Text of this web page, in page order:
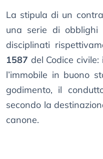
La stipula di un
una serie di obblighi
disciplinati
1587 del Codice
l’immobile in buono
godimento, il
secondo la
canone.